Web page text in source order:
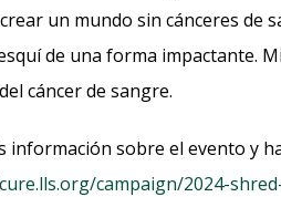
un mundo sin cánceres de
de una forma impactante.
cáncer de sangre.
información sobre el evento y
campaign/2024-